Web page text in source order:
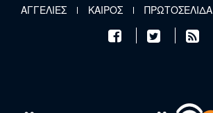
Παράκαμψη προς το κυρίως περιεχόμενο
ΑΓΓΕΛΙΕΣ ΚΑΙΡΟΣ ΠΡΩΤΟΣΕΛΙΔΑ